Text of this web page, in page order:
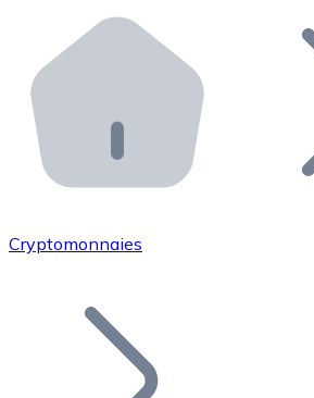
Distributeurs automatiques
Intégrez un ATM Bitnovo dans
API Bitnovo
Intégrez notre API dans votre
Rejoignez notre réseau de
Ajoutez le token de votre
Cryptomonnaies